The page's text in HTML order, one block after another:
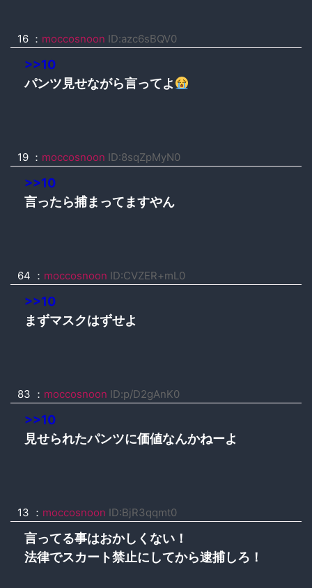
16 ： moccosnoon ID:azc6sBQV0
>>10
パンツ見せながら言ってよ
19 ： moccosnoon ID:8sqZpMyN0
>>10
言ったら捕まってますやん
64 ： moccosnoon ID:CVZER+mL0
>>10
まずマスクはずせよ
83 ： moccosnoon ID:p/D2gAnK0
>>10
見せられたパンツに価値なんかねーよ
13 ： moccosnoon ID:BjR3qqmt0
言ってる事はおかしくない！
法律でスカート禁止にしてから逮捕しろ！